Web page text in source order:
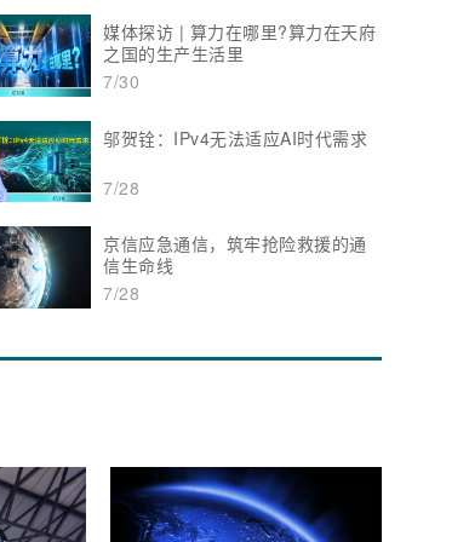
媒体探访 | 算力在哪里?算力在天府
之国的生产生活里
7/30
邬贺铨：IPv4无法适应AI时代需求
7/28
京信应急通信，筑牢抢险救援的通
信生命线
7/28